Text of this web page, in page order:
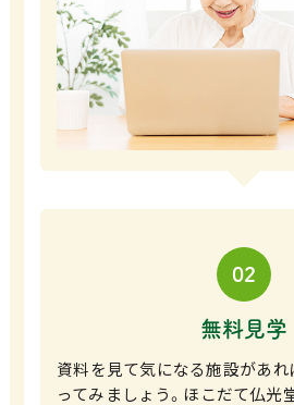
02
無料見学
資料を見て気になる施設があれ
ってみましょう。ほこだて仏光